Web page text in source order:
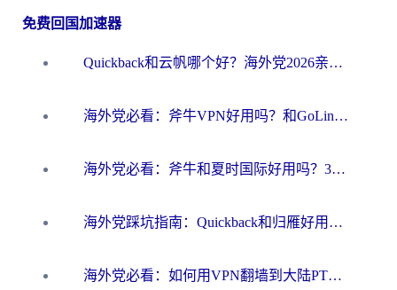
免费回国加速器
Quickback和云帆哪个好？海外党2026亲测指南：选对加速器大陆工具，无缝刷国内剧玩国服
海外党必看：斧牛VPN好用吗？和GoLinkVPN对比哪个回国效果更好？
海外党必看：斧牛和夏时国际好用吗？3步选对回国加速器，无缝刷国内资源
海外党踩坑指南：Quickback和归雁好用吗？选对加速器才能无缝刷国内资源
海外党必看：如何用VPN翻墙到大陆PTT？一篇解决你所有回国加速痛点